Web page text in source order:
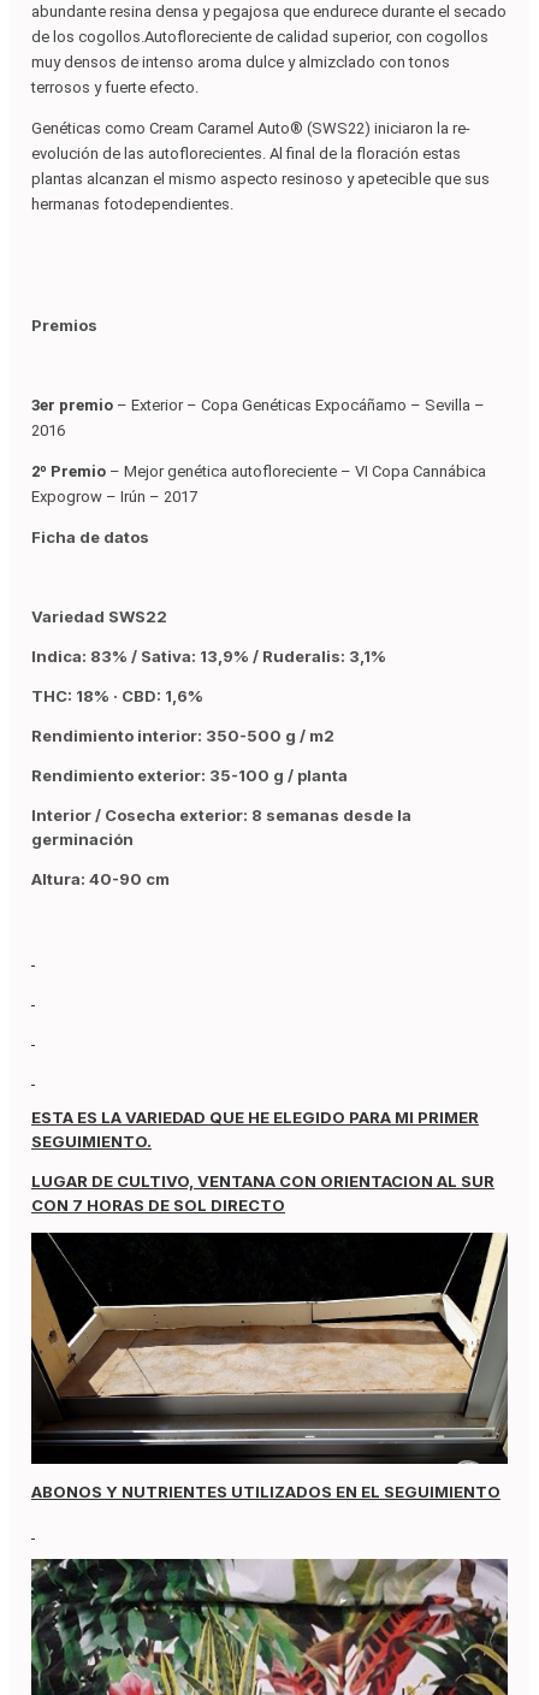
abundante resina densa y pegajosa que endurece durante el secado
de los cogollos.Autofloreciente de calidad superior, con cogollos
muy densos de intenso aroma dulce y almizclado con tonos
terrosos y fuerte efecto.
Genéticas como Cream Caramel Auto® (SWS22) iniciaron la re-
evolución de las autoflorecientes. Al final de la floración estas
plantas alcanzan el mismo aspecto resinoso y apetecible que sus
hermanas fotodependientes.
Premios
3er premio – Exterior – Copa Genéticas Expocáñamo – Sevilla –
2016
2º Premio – Mejor genética autofloreciente – VI Copa Cannábica
Expogrow – Irún – 2017
Ficha de datos
Variedad SWS22
Indica: 83% / Sativa: 13,9% / Ruderalis: 3,1%
THC: 18% · CBD: 1,6%
Rendimiento interior: 350-500 g / m2
Rendimiento exterior: 35-100 g / planta
Interior / Cosecha exterior: 8 semanas desde la
germinación
Altura: 40-90 cm
ESTA ES LA VARIEDAD QUE HE ELEGIDO PARA MI PRIMER
SEGUIMIENTO.
LUGAR DE CULTIVO, VENTANA CON ORIENTACION AL SUR
CON 7 HORAS DE SOL DIRECTO
ABONOS Y NUTRIENTES UTILIZADOS EN EL SEGUIMIENTO